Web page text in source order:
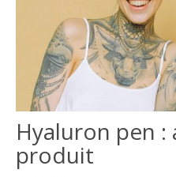
Hyaluron pen :
produit